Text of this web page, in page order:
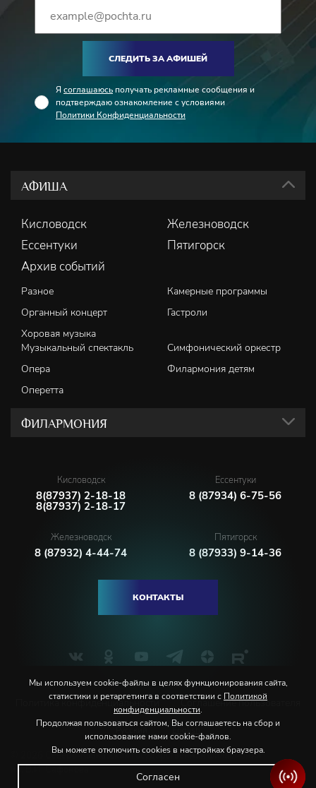
СЛЕДИТЬ ЗА АФИШЕЙ
Я соглашаюсь получать рекламные сообщения и
подтверждаю ознакомление с условиями
Политики Конфиденциальности
АФИША
Кисловодск
Железноводск
Ессентуки
Пятигорск
Архив событий
Разное
Камерные программы
Органный концерт
Гастроли
Хоровая музыка
Музыкальный спектакль
Симфонический оркестр
Опера
Филармония детям
Оперетта
ФИЛАРМОНИЯ
Кисловодск
8(87937) 2-18-18
8(87937) 2-18-17
Ессентуки
8 (87934) 6-75-56
Железноводск
8 (87932) 4-44-74
Пятигорск
8 (87933) 9-14-36
КОНТАКТЫ
Политика конфиденциальности Соглашение пользователя
© 2026 Северо-Кавказская государственная филармония
им. В.И. Сафонова
Мы используем cookie-файлы в целях функционирования сайта,
статистики и ретаргетинга в соответствии с Политикой
конфиденциальности.
Продолжая пользоваться сайтом, Вы соглашаетесь на сбор и
использование нами cookie-файлов.
Вы можете отключить cookies в настройках браузера.
Согласен